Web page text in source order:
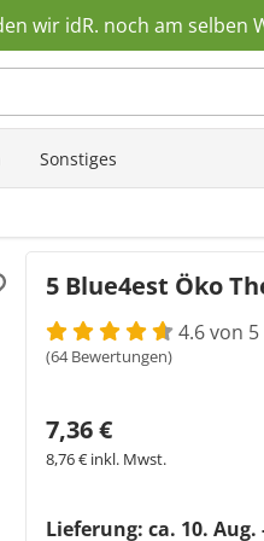
wir idR. noch am selben
Sonstiges
5 Blue4est Öko
4.6 von 5
(64 Bewertungen)
7,36 €
8,76 € inkl. Mwst.
Lieferung: ca. 10. Aug.